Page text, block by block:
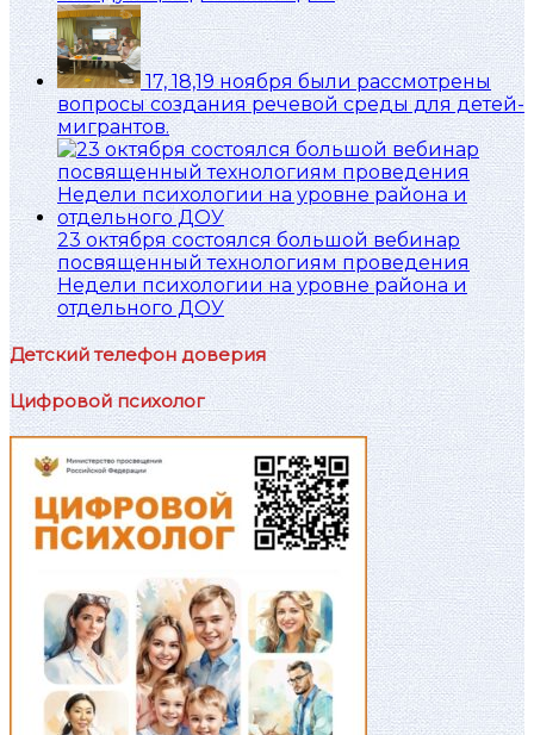
17, 18,19 ноября были рассмотрены
вопросы создания речевой среды для детей-
мигрантов.
23 октября состоялся большой вебинар
посвященный технологиям проведения
Недели психологии на уровне района и
отдельного ДОУ
Детский телефон доверия
Цифровой психолог